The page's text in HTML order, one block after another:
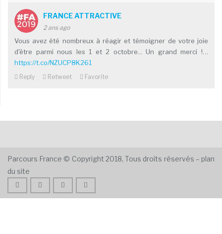
FRANCE ATTRACTIVE
2 ans ago
Vous avez été nombreux à réagir et témoigner de votre joie
d'être parmi nous les 1 et 2 octobre... Un grand merci !…
https://t.co/NZUCP8K261
Reply Retweet Favorite
Parcours France © Copyright 2018,Tous droits réservés – plan
du site